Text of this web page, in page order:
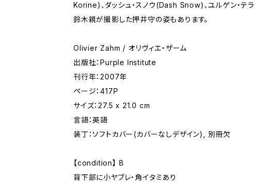
Korine)、ダッシュ・スノウ(Dash Snow)、ユルゲン・
鈴木親が撮影した押井守の姿もあります。
Olivier Zahm / オリヴィエ・ザーム
出版社：Purple Institute
刊行年：2007年
ページ：417P
サイズ：27.5 x 21.0 cm
言語：英語
装丁：ソフトカバー(カバーなしデザイン), 別冊欠
【condition】 B
背下部に小ヤブレ・角イタミあり